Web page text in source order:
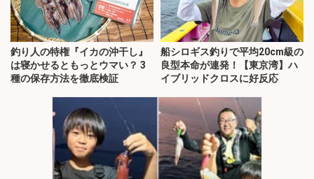
釣り人の特権『イカの沖干し』
は寝かせるともっとウマい？ 3
種の保存方法を徹底検証
船シロギス釣りで平均20cm級の
良型本命が連発！【東京湾】ハ
イブリッドクロスに好反応